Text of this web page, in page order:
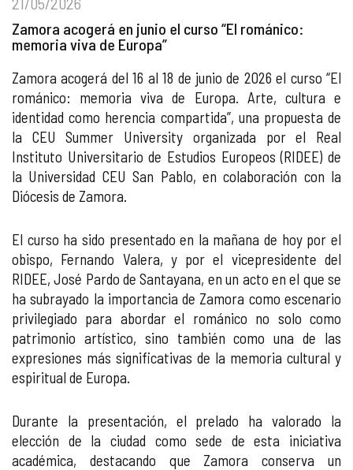
Zamora acogerá en junio el curso “El románico:
memoria viva de Europa”
Zamora acogerá del 16 al 18 de junio de 2026 el curso “El
románico: memoria viva de Europa. Arte, cultura e
identidad como herencia compartida”, una propuesta de
la CEU Summer University organizada por el Real
Instituto Universitario de Estudios Europeos (RIDEE) de
la Universidad CEU San Pablo, en colaboración con la
Diócesis de Zamora.
El curso ha sido presentado en la mañana de hoy por el
obispo, Fernando Valera, y por el vicepresidente del
RIDEE, José Pardo de Santayana, en un acto en el que se
ha subrayado la importancia de Zamora como escenario
privilegiado para abordar el románico no solo como
patrimonio artístico, sino también como una de las
expresiones más significativas de la memoria cultural y
espiritual de Europa.
Durante la presentación, el prelado ha valorado la
elección de la ciudad como sede de esta iniciativa
académica, destacando que Zamora conserva un